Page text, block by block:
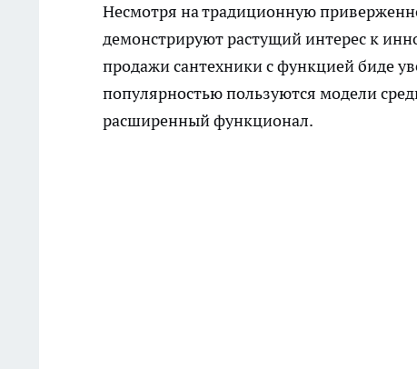
Несмотря на традиционную
демонстрируют растущий интерес к
продажи сантехники с функцией биде
популярностью пользуются модели
расширенный функционал.